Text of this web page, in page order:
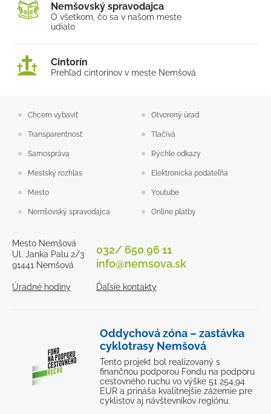
Nemšovský spravodajca
O všetkom, čo sa v našom meste
udialo
Cintorín
Prehľad cintorínov v meste Nemšová
Chcem vybaviť Otvorený úrad
Transparentnosť Tlačivá
Samospráva Rýchle odkazy
Mestský rozhlas Elektronická podateľňa
Mesto Youtube
Nemšovský spravodajca Online platby
Mesto Nemšová
Ul. Janka Palu 2/3
91441 Nemšová
Úradné hodiny
032/ 650 96 11
info@nemsova.sk
Ďaľsie kontakty
Oddychová zóna – zastávka
cyklotrasy Nemšová
Tento projekt bol realizovaný s
finančnou podporou Fondu na podporu
cestovného ruchu vo výške 51 254,94
EUR a prináša kvalitnejšie zázemie pre
cyklistov aj návštevníkov regiónu.